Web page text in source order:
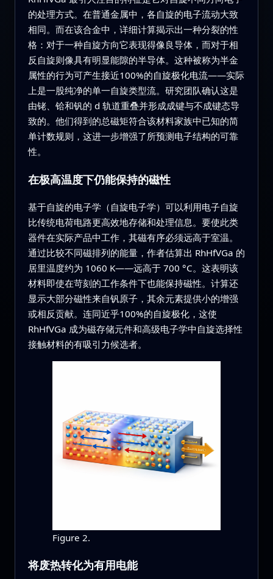
的处理方式。在普通金属中，各自旋的电子流动大致
相同。而在该合金中，详细计算揭示出一种分裂的性
格：对于一种自旋方向它表现得像良导体，而对于相
反自旋则像具有明显能隙的半导体。这种被称为半金
属性的行为可产生接近100%的自旋极化电流——实际
上是一股纯净的单一自旋类型流。研究团队确认这是
由铑、铪和钒的 d 轨道重叠并形成成键与不成键态导
致的。他们得到的总磁矩符合该材料家族中已知的简
单计数规则，这进一步增强了所预测电子结构的可靠
性。
在极高温度下仍能保持的磁性
基于自旋的电子学（自旋电子学）可以利用电子自旋
比传统电荷电路更高效地存储和处理信息。要使此类
器件在实际产品中工作，其磁有序必须远高于室温。
通过比较不同磁排列的能量，作者估算出 RhHfVGa 的
居里温度约为 1060 K——远高于 700 °C。这表明该
材料即使在苛刻的工作条件下也能保持磁性。计算还
显示大部分磁性来自钒原子，其余元素提供小的增强
或相反贡献。连同近乎100%的自旋极化，这使
RhHfVGa 成为磁存储元件和高级电子学中自旋选择性
接触材料的有吸引力候选者。
Figure 2.
将废热转化为有用电能